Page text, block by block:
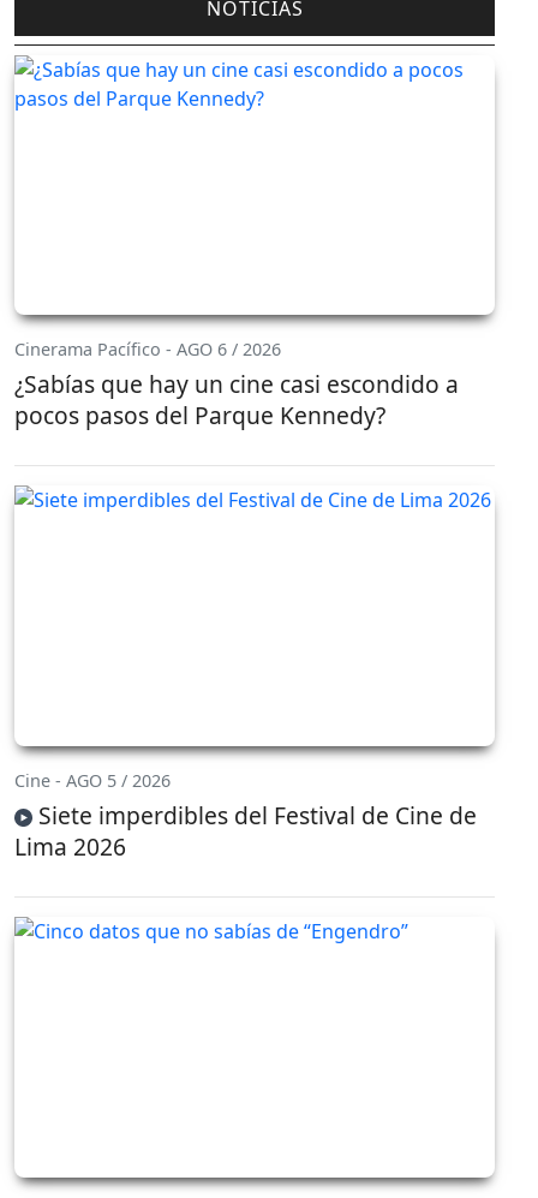
NOTICIAS
Cinerama Pacífico - AGO 6 / 2026
¿Sabías que hay un cine casi escondido a
pocos pasos del Parque Kennedy?
Cine - AGO 5 / 2026
Siete imperdibles del Festival de Cine de
Lima 2026